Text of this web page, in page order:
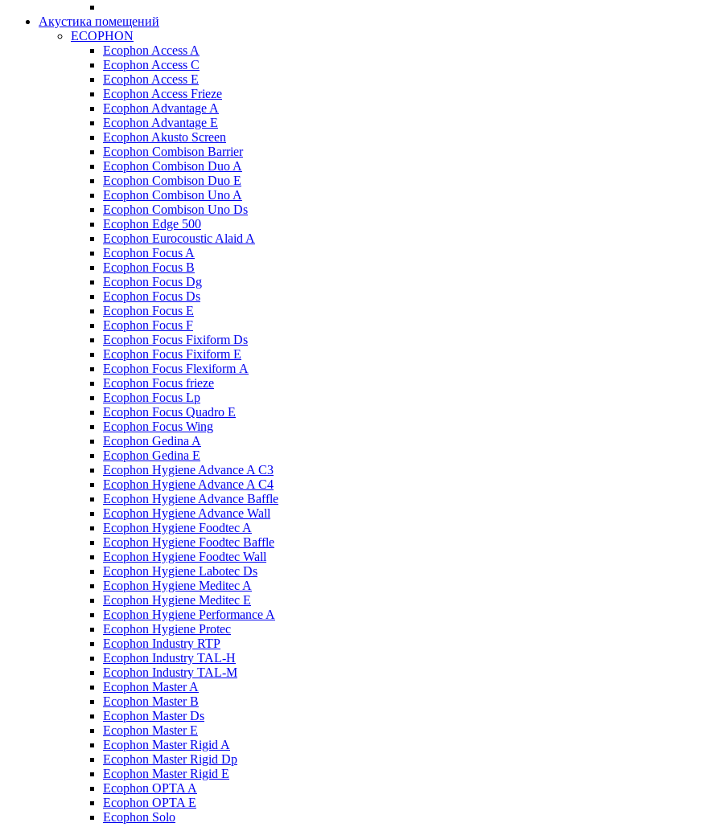
Акустика помещений
ECOPHON
Ecophon Access A
Ecophon Access C
Ecophon Access E
Ecophon Access Frieze
Ecophon Advantage A
Ecophon Advantage E
Ecophon Akusto Screen
Ecophon Combison Barrier
Ecophon Combison Duo A
Ecophon Combison Duo E
Ecophon Combison Uno A
Ecophon Combison Uno Ds
Ecophon Edge 500
Ecophon Eurocoustic Alaid A
Ecophon Focus A
Ecophon Focus B
Ecophon Focus Dg
Ecophon Focus Ds
Ecophon Focus E
Ecophon Focus F
Ecophon Focus Fixiform Ds
Ecophon Focus Fixiform E
Ecophon Focus Flexiform А
Ecophon Focus frieze
Ecophon Focus Lp
Ecophon Focus Quаdro E
Ecophon Focus Wing
Ecophon Gedina A
Ecophon Gedina E
Ecophon Hygiene Advance A C3
Ecophon Hygiene Advance A C4
Ecophon Hygiene Advance Baffle
Ecophon Hygiene Advance Wall
Ecophon Hygiene Foodtec A
Ecophon Hygiene Foodtec Baffle
Ecophon Hygiene Foodtec Wall
Ecophon Hygiene Labotec Ds
Ecophon Hygiene Meditec A
Ecophon Hygiene Meditec E
Ecophon Hygiene Performance A
Ecophon Hygiene Proteс
Ecophon Industry RTP
Ecophon Industry TAL-H
Ecophon Industry TAL-M
Ecophon Master A
Ecophon Master B
Ecophon Master Ds
Ecophon Master E
Ecophon Master Rigid A
Ecophon Master Rigid Dp
Ecophon Master Rigid E
Ecophon OPTA A
Ecophon OPTA E
Ecophon Solo